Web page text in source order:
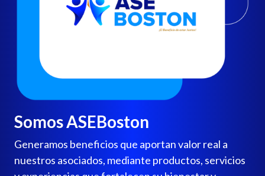
Somos ASEBoston
Generamos beneficios que aportan valor real a
nuestros asociados, mediante productos, servicios